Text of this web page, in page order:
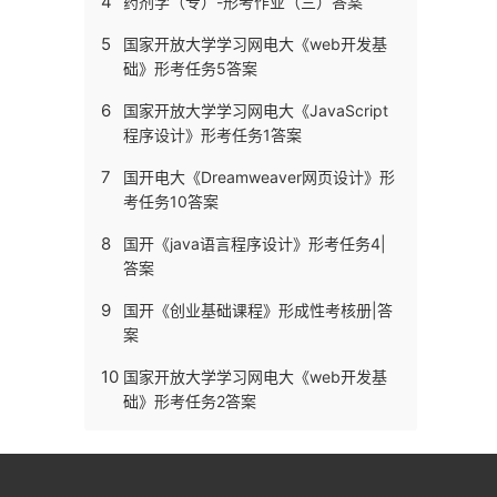
5
国家开放大学学习网电大《web开发基
础》形考任务5答案
6
国家开放大学学习网电大《JavaScript
程序设计》形考任务1答案
7
国开电大《Dreamweaver网页设计》形
考任务10答案
8
国开《java语言程序设计》形考任务4|
答案
9
国开《创业基础课程》形成性考核册|答
案
10 国家开放大学学习网电大《web开发基
础》形考任务2答案